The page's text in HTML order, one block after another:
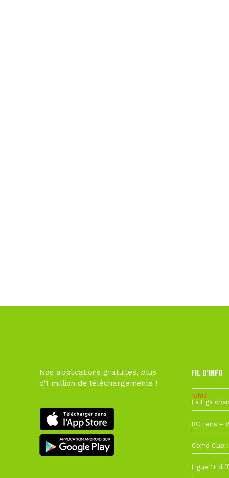
Nos applications gratuites, plus
d'1 million de téléchargements !
FIL D’INFO
10h12